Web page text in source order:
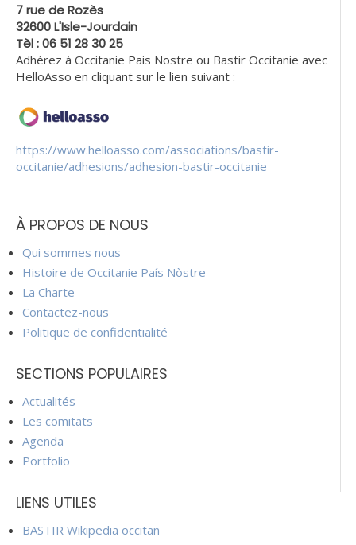
7 rue de Rozès
32600 L'Isle-Jourdain
Tèl : 06 51 28 30 25
Adhérez à Occitanie Pais Nostre ou Bastir Occitanie avec
HelloAsso en cliquant sur le lien suivant :
https://www.helloasso.com/associations/bastir-
occitanie/adhesions/adhesion-bastir-occitanie
À PROPOS DE NOUS
Qui sommes nous
Histoire de Occitanie País Nòstre
La Charte
Contactez-nous
Politique de confidentialité
SECTIONS POPULAIRES
Actualités
Les comitats
Agenda
Portfolio
LIENS UTILES
BASTIR Wikipedia occitan